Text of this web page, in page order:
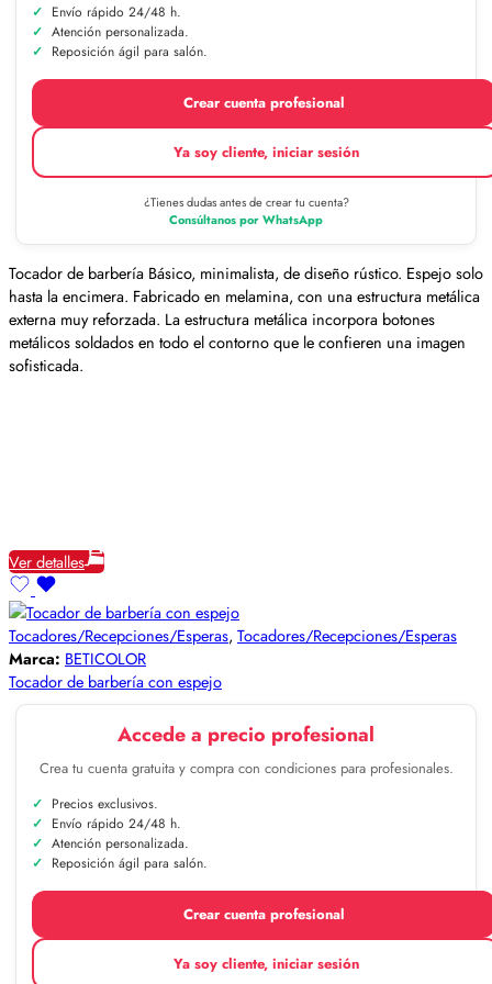
Envío rápido 24/48 h.
Atención personalizada.
Reposición ágil para salón.
Crear cuenta profesional
Ya soy cliente, iniciar sesión
¿Tienes dudas antes de crear tu cuenta?
Consúltanos por WhatsApp
Tocador de barbería Básico, minimalista, de diseño rústico. Espejo solo
hasta la encimera. Fabricado en melamina, con una estructura metálica
externa muy reforzada. La estructura metálica incorpora botones
metálicos soldados en todo el contorno que le confieren una imagen
sofisticada.
Ver detalles
Tocadores/Recepciones/Esperas, Tocadores/Recepciones/Esperas
Marca: BETICOLOR
Tocador de barbería con espejo
Accede a precio profesional
Crea tu cuenta gratuita y compra con condiciones para profesionales.
Precios exclusivos.
Envío rápido 24/48 h.
Atención personalizada.
Reposición ágil para salón.
Crear cuenta profesional
Ya soy cliente, iniciar sesión